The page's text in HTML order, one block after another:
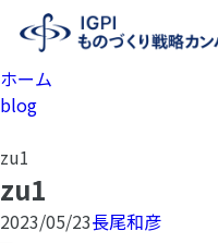
ホーム
blog
zu1
zu1
2023/05/23長尾和彦